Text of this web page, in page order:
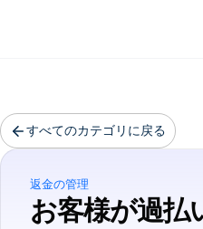
すべてのカテゴリに戻る
返金の管理
お客様が過払